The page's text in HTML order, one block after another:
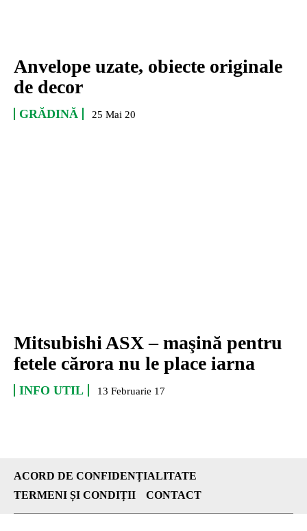
Anvelope uzate, obiecte originale
de decor
GRĂDINĂ 25 Mai 20
Mitsubishi ASX – maşină pentru
fetele cărora nu le place iarna
INFO UTIL 13 Februarie 17
ACORD DE CONFIDENȚIALITATE
TERMENI ȘI CONDIȚII
CONTACT